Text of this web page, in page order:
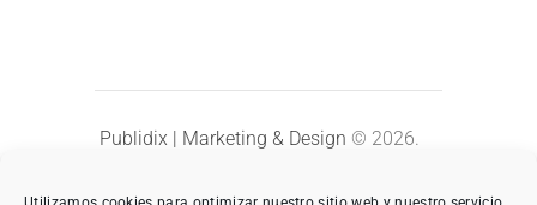
Publidix | Marketing & Design © 2026.